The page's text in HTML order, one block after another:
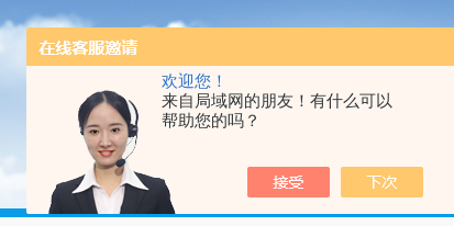
欢迎您！
来自局域网的朋友！有什么可以
帮助您的吗？
首页 产品中心